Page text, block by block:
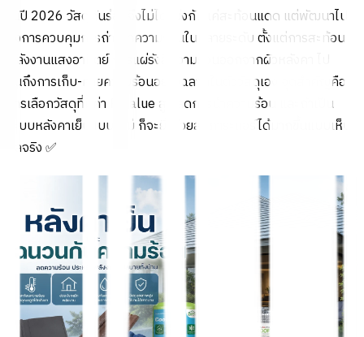
ในปี 2026 วัสดุกันร้อนจึงไม่ได้แข่งกันแค่สะท้อนแดด แต่พัฒนาไป
ถึงการควบคุมการถ่ายเทความร้อนในหลายระดับ ตั้งแต่การสะท้อน
พลังงานแสงอาทิตย์ การแผ่รังสีความร้อนออกจากผิวหลังคา ไป
จนถึงการเก็บ-คายความร้อนอย่างฉลาดในตัววัสดุเอง จุดสำคัญคือ
การเลือกวัสดุที่มีค่า R-value สูง ลดการนำความร้อน และถ้าเป็น
ระบบหลังคาเย็นแบบใหม่ ก็จะยิ่งช่วยลดภาระแอร์ได้มากขึ้นแบบเห็น
ผลจริง ✅